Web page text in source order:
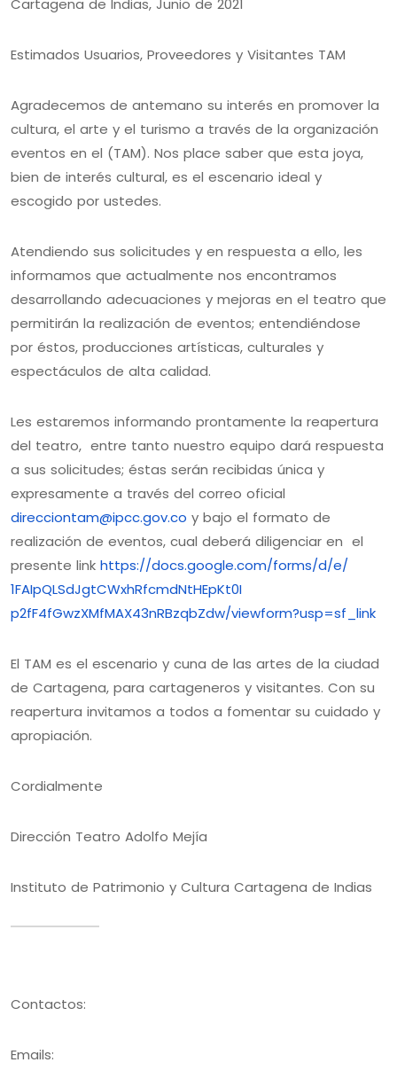
Cartagena de Indias, Junio de 2021
Estimados Usuarios, Proveedores y Visitantes TAM
Agradecemos de antemano su interés en promover la
cultura, el arte y el turismo a través de la organización
eventos en el (TAM). Nos place saber que esta joya,
bien de interés cultural, es el escenario ideal y
escogido por ustedes.
Atendiendo sus solicitudes y en respuesta a ello, les
informamos que actualmente nos encontramos
desarrollando adecuaciones y mejoras en el teatro que
permitirán la realización de eventos; entendiéndose
por éstos, producciones artísticas, culturales y
espectáculos de alta calidad.
Les estaremos informando prontamente la reapertura
del teatro, entre tanto nuestro equipo dará respuesta
a sus solicitudes; éstas serán recibidas única y
expresamente a través del correo oficial
direcciontam@ipcc.gov.co y bajo el formato de
realización de eventos, cual deberá diligenciar en el
presente link https://docs.google.com/forms/d/e/
1FAIpQLSdJgtCWxhRfcmdNtHEpKt0I
p2fF4fGwzXMfMAX43nRBzqbZdw/viewform?usp=sf_link
El TAM es el escenario y cuna de las artes de la ciudad
de Cartagena, para cartageneros y visitantes. Con su
reapertura invitamos a todos a fomentar su cuidado y
apropiación.
Cordialmente
Dirección Teatro Adolfo Mejía
Instituto de Patrimonio y Cultura Cartagena de Indias
Contactos:
Emails: